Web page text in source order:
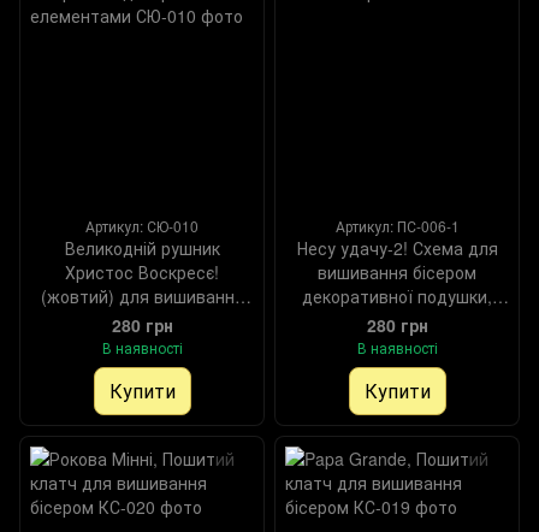
Артикул: СЮ-010
Великодній рушник
Христос Воскресє!
(жовтий) для вишивання
бісером та декоративними
елементами, Схема
280 грн
В наявності
Купити
Артикул: ПС-006-1
Несу удачу-2! Схема для
вишивання бісером
декоративної подушки,
Схема
280 грн
В наявності
Купити